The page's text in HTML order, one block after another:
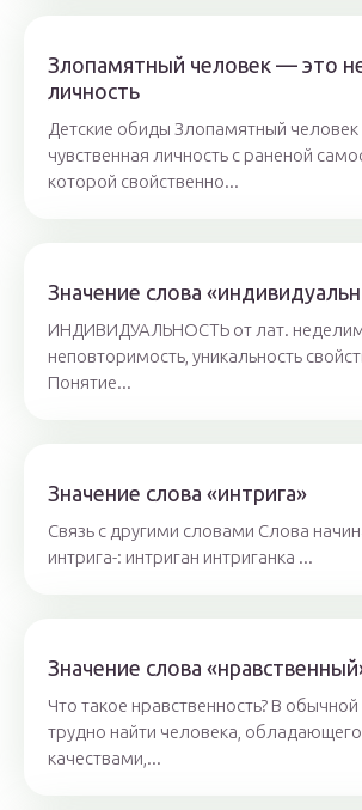
Злопамятный человек — это
личность
Детские обиды Злопамятный человек
чувственная личность с раненой
которой свойственно...
Значение слова
ИНДИВИДУАЛЬНОСТЬ от лат.
неповторимость, уникальность
Понятие...
Значение слова «интрига»
Связь с другими словами Слова
интрига-: интриган интриганка ...
Значение слова
Что такое нравственность? В
трудно найти человека,
качествами,...